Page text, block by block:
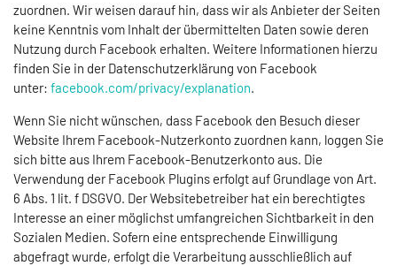
zuordnen. Wir weisen darauf hin, dass wir als Anbieter der Seiten
keine Kenntnis vom Inhalt der übermittelten Daten sowie deren
Nutzung durch Facebook erhalten. Weitere Informationen hierzu
finden Sie in der Datenschutzerklärung von Facebook
unter: facebook.com/privacy/explanation
Wenn Sie nicht wünschen, dass Facebook den Besuch dieser
Website Ihrem Facebook-Nutzerkonto zuordnen kann, loggen Sie
sich bitte aus Ihrem Facebook-Benutzerkonto aus. Die
Verwendung der Facebook Plugins erfolgt auf Grundlage von Art.
6 Abs. 1 lit. f DSGVO. Der Websitebetreiber hat ein berechtigtes
Interesse an einer möglichst umfangreichen Sichtbarkeit in den
Sozialen Medien. Sofern eine entsprechende Einwilligung
abgefragt wurde, erfolgt die Verarbeitung ausschließlich auf